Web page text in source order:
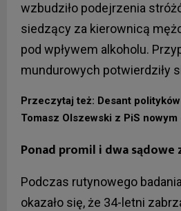
wzbudziło podejrzenia
siedzący za kierownicą
pod wpływem alkoholu.
mundurowych potwierdziły
Przeczytaj też: Desant
Tomasz Olszewski z PiS
Ponad promil i dwa sądowe
Podczas rutynowego
okazało się, że 34-letni